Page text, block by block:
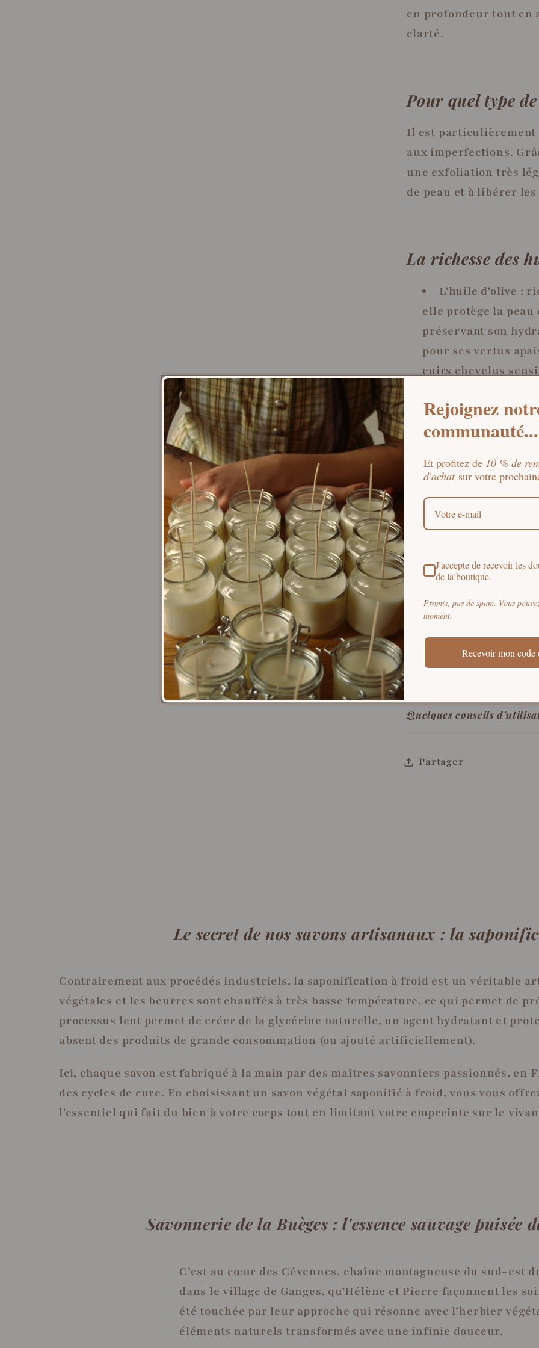
en profondeur tout en
clarté.
Pour quel type
Il est particulièrement
aux imperfections.
une exfoliation très
de peau et à libérer
La richesse des
L'huile d'olive :
elle protège la
préservant son
pour ses vertus
cuirs chevelus
L'huile de coco :
elle apporte une
nourrissante, elle
assurant un
L’huile
propriétés
L’huile
qui tonifie la peau
imperfections. Elle
Quelques conseils
Partager
Le secret de nos savons artisanaux : la
Contrairement aux procédés industriels, la saponification à froid est un véritable
végétales et les beurres sont chauffés à très basse température, ce qui permet de
processus lent permet de créer de la glycérine naturelle, un agent hydratant et
absent des produits de grande consommation (ou ajouté artificiellement).
Ici, chaque savon est fabriqué à la main par des maîtres savonniers passionnés, en
des cycles de cure. En choisissant un savon végétal saponifié à froid, vous vous
l'essentiel qui fait du bien à votre corps tout en limitant votre empreinte sur le
Savonnerie de la Buèges : l'essence sauvage puisée
C’est au cœur des Cévennes, chaîne montagneuse du sud-est
dans le village de Ganges, qu'Hélène et Pierre façonnent les
été touchée par leur approche qui résonne avec l’herbier
éléments naturels transformés avec une infinie douceur.
Rejoignez
communauté...
Et profitez de 10 % de
d'achat sur votre
J'accepte de recevoir les
de la boutique.
Promis, pas de spam. Vous
moment.
Recevoir mon code